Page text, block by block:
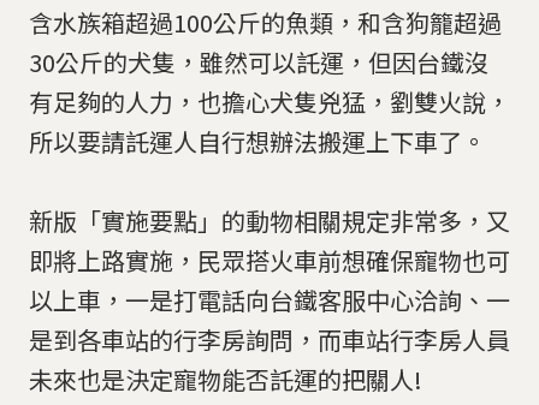
含水族箱超過100公斤的魚類，和含狗籠超過
30公斤的犬隻，雖然可以託運，但因台鐵沒
有足夠的人力，也擔心犬隻兇猛，劉雙火說，
所以要請託運人自行想辦法搬運上下車了。
新版「實施要點」的動物相關規定非常多，又
即將上路實施，民眾搭火車前想確保寵物也可
以上車，一是打電話向台鐵客服中心洽詢、一
是到各車站的行李房詢問，而車站行李房人員
未來也是決定寵物能否託運的把關人!